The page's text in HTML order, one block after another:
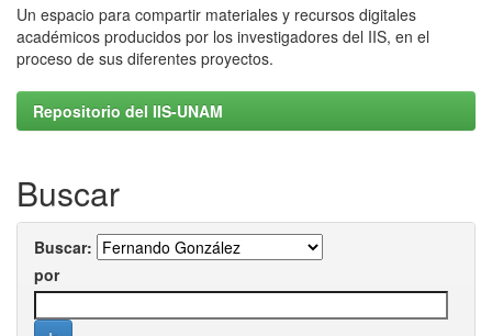
Un espacio para compartir materiales y recursos digitales
académicos producidos por los investigadores del IIS, en el
proceso de sus diferentes proyectos.
Repositorio del IIS-UNAM
Buscar
Buscar:
por